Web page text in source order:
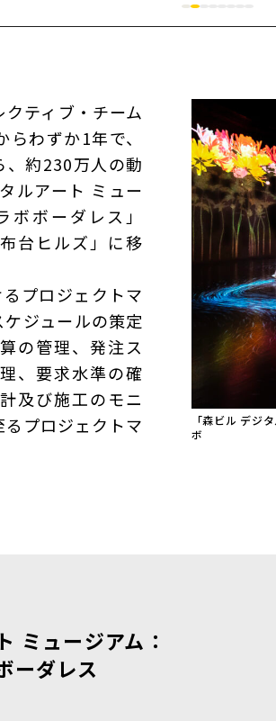
ティブ・チーム
わずか1年で、
約230万人の動
ルアート ミュー
ボーダレス」
台ヒルズ」に移
プロジェクトマ
ジュールの策定
の管理、発注ス
、要求水準の確
及び施工のモニ
プロジェクトマ
「森ビル デジ
ボ
ミュージアム：
ーダレス